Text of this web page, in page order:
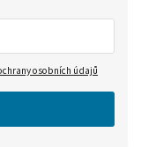
osobních údajů